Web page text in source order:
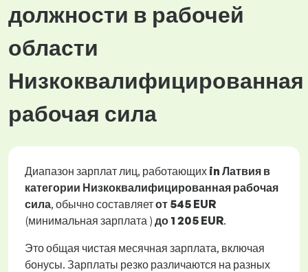
должности в рабочей
области
Низкоквалифицированная
рабочая сила
Диапазон зарплат лиц, работающих in Латвия в
категории Низкоквалифицированная рабочая
сила, обычно составляетот 545 EUR
(минимальная зарплата ) до 1 205 EUR.
Это общая чистая месячная зарплата, включая
бонусы. Зарплаты резко различаются на разных